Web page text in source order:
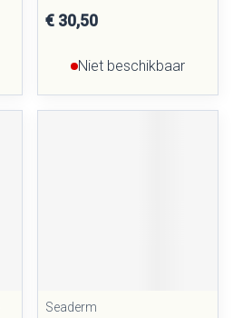
€ 30,50
Niet beschikbaar
Seaderm